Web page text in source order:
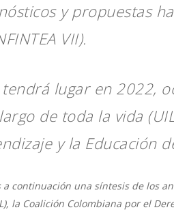
y propuestas
VII).
tendrá lugar en 2022,
de toda la vida
y la Educación
a continuación una síntesis de los
la Coalición Colombiana por el